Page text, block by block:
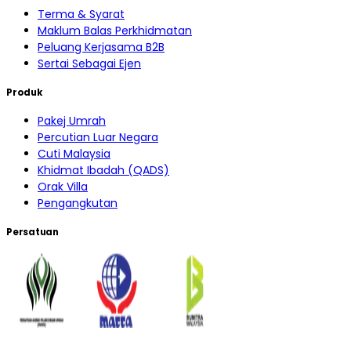
Terma & Syarat
Maklum Balas Perkhidmatan
Peluang Kerjasama B2B
Sertai Sebagai Ejen
Produk
Pakej Umrah
Percutian Luar Negara
Cuti Malaysia
Khidmat Ibadah (QADS)
Orak Villa
Pengangkutan
Persatuan